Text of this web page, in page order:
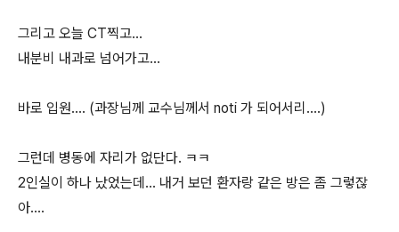
그리고 오늘 CT찍고...
내분비 내과로 넘어가고...
바로 입원.... (과장님께 교수님께서 noti 가 되어서리....)
그런데 병동에 자리가 없단다. ㅋㅋ
2인실이 하나 났었는데... 내거 보던 환자랑 같은 방은 좀 그렇잖
아....